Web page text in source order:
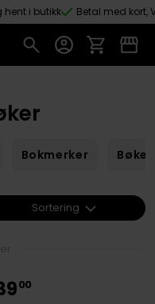
hent i butikk Betal med kort,
Bokmerker
00
Sortering